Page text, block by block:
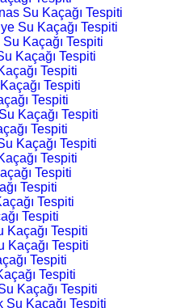
Su Kaçağı Tespiti
Su Kaçağı Tespiti
Kaçağı Tespiti
Kaçağı Tespiti
Tespiti
Tespiti
Tespiti
Kaçağı Tespiti
Tespiti
Kaçağı Tespiti
Tespiti
Tespiti
Tespiti
Tespiti
Tespiti
Kaçağı Tespiti
Kaçağı Tespiti
Tespiti
Tespiti
Kaçağı Tespiti
Su Kaçağı Tespiti